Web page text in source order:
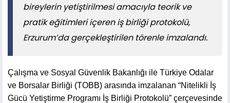
bireylerin yetiştirilmesi amacıyla teorik ve
pratik eğitimleri içeren iş birliği protokolü,
Erzurum’da gerçekleştirilen törenle imzalandı.
Çalışma ve Sosyal Güvenlik Bakanlığı ile Türkiye Odalar
ve Borsalar Birliği (TOBB) arasında imzalanan “Nitelikli İş
Gücü Yetiştirme Programı İş Birliği Protokolü” çerçevesinde